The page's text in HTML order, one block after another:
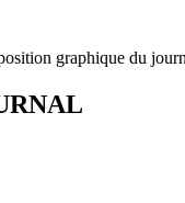
graphique du